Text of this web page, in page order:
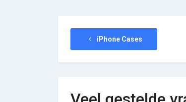
iPhone Cases